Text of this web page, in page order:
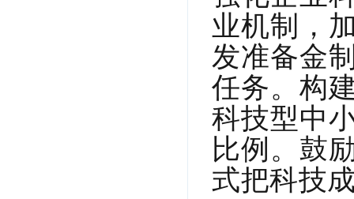
业机制，
发准备金
任务。构
科技型中
比例。鼓
式把科技